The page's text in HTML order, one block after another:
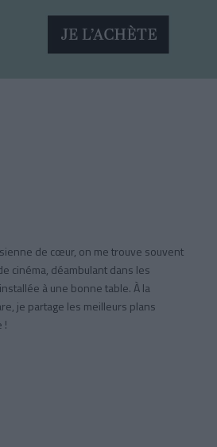
de cœur, on me trouve souvent
cinéma, déambulant dans les
à une bonne table. À la
je partage les meilleurs plans
!